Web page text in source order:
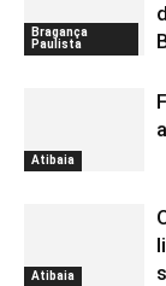
Bragança
Paulista
Atibaia
Atibaia